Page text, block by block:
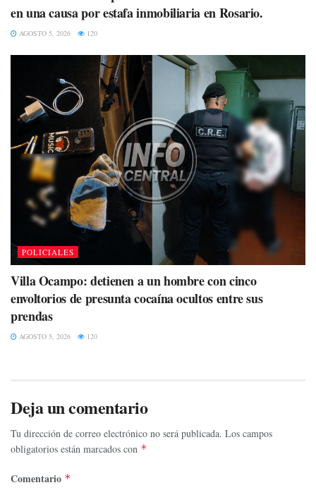
en una causa por estafa inmobiliaria en Rosario.
AGOSTO 5, 2026 120
POLICIALES
Villa Ocampo: detienen a un hombre con cinco
envoltorios de presunta cocaína ocultos entre sus
prendas
AGOSTO 5, 2026 120
Deja un comentario
Tu dirección de correo electrónico no será publicada. Los campos
obligatorios están marcados con *
Comentario *